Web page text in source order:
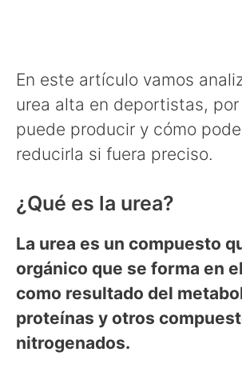
En este artículo vamos
urea alta en deportistas,
puede producir y cómo
reducirla si fuera preciso.
¿Qué es la urea?
La urea es un compuesto
orgánico que se forma en
como resultado del
proteínas y otros
nitrogenados.